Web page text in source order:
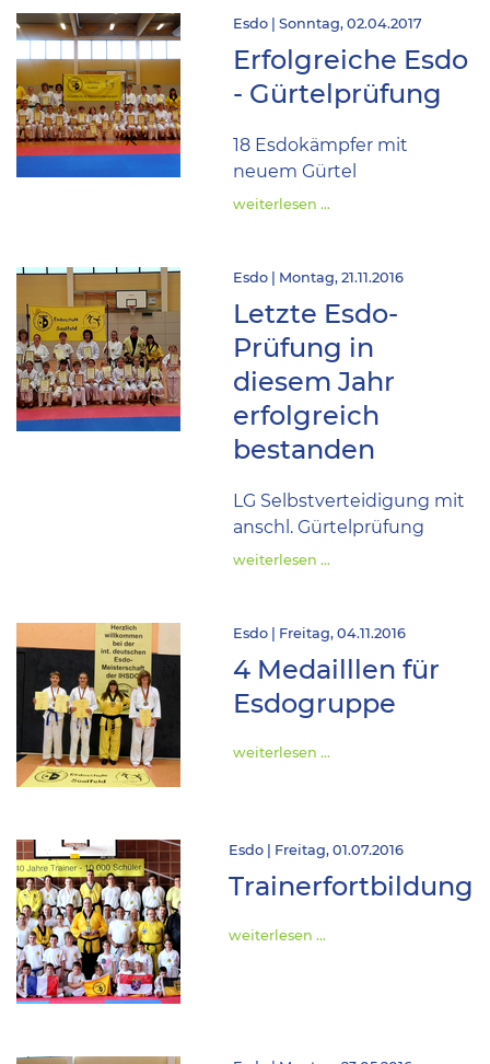
Esdo | Sonntag, 02.04.2017
Erfolgreiche Esdo
- Gürtelprüfung
18 Esdokämpfer mit
neuem Gürtel
weiterlesen …
Esdo | Montag, 21.11.2016
Letzte Esdo-
Prüfung in
diesem Jahr
erfolgreich
bestanden
LG Selbstverteidigung mit
anschl. Gürtelprüfung
weiterlesen …
Esdo | Freitag, 04.11.2016
4 Medailllen für
Esdogruppe
weiterlesen …
Esdo | Freitag, 01.07.2016
Trainerfortbildung
weiterlesen …